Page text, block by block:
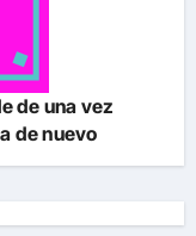
de una vez
de nuevo